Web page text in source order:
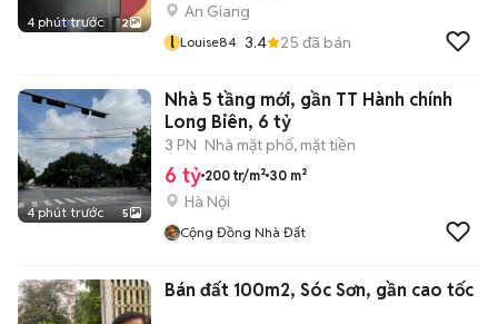
4 phút trước 2
An Giang
l Louise84 3.4 25 đã bán
4 phút trước 5
Nhà 5 tầng mới, gần TT Hành chính
Long Biên, 6 tỷ
3 PN Nhà mặt phố, mặt tiền
6 tỷ 200 tr/m² 30 m²
Hà Nội
Cộng Đồng Nhà Đất
Bán đất 100m2, Sóc Sơn, gần cao tốc